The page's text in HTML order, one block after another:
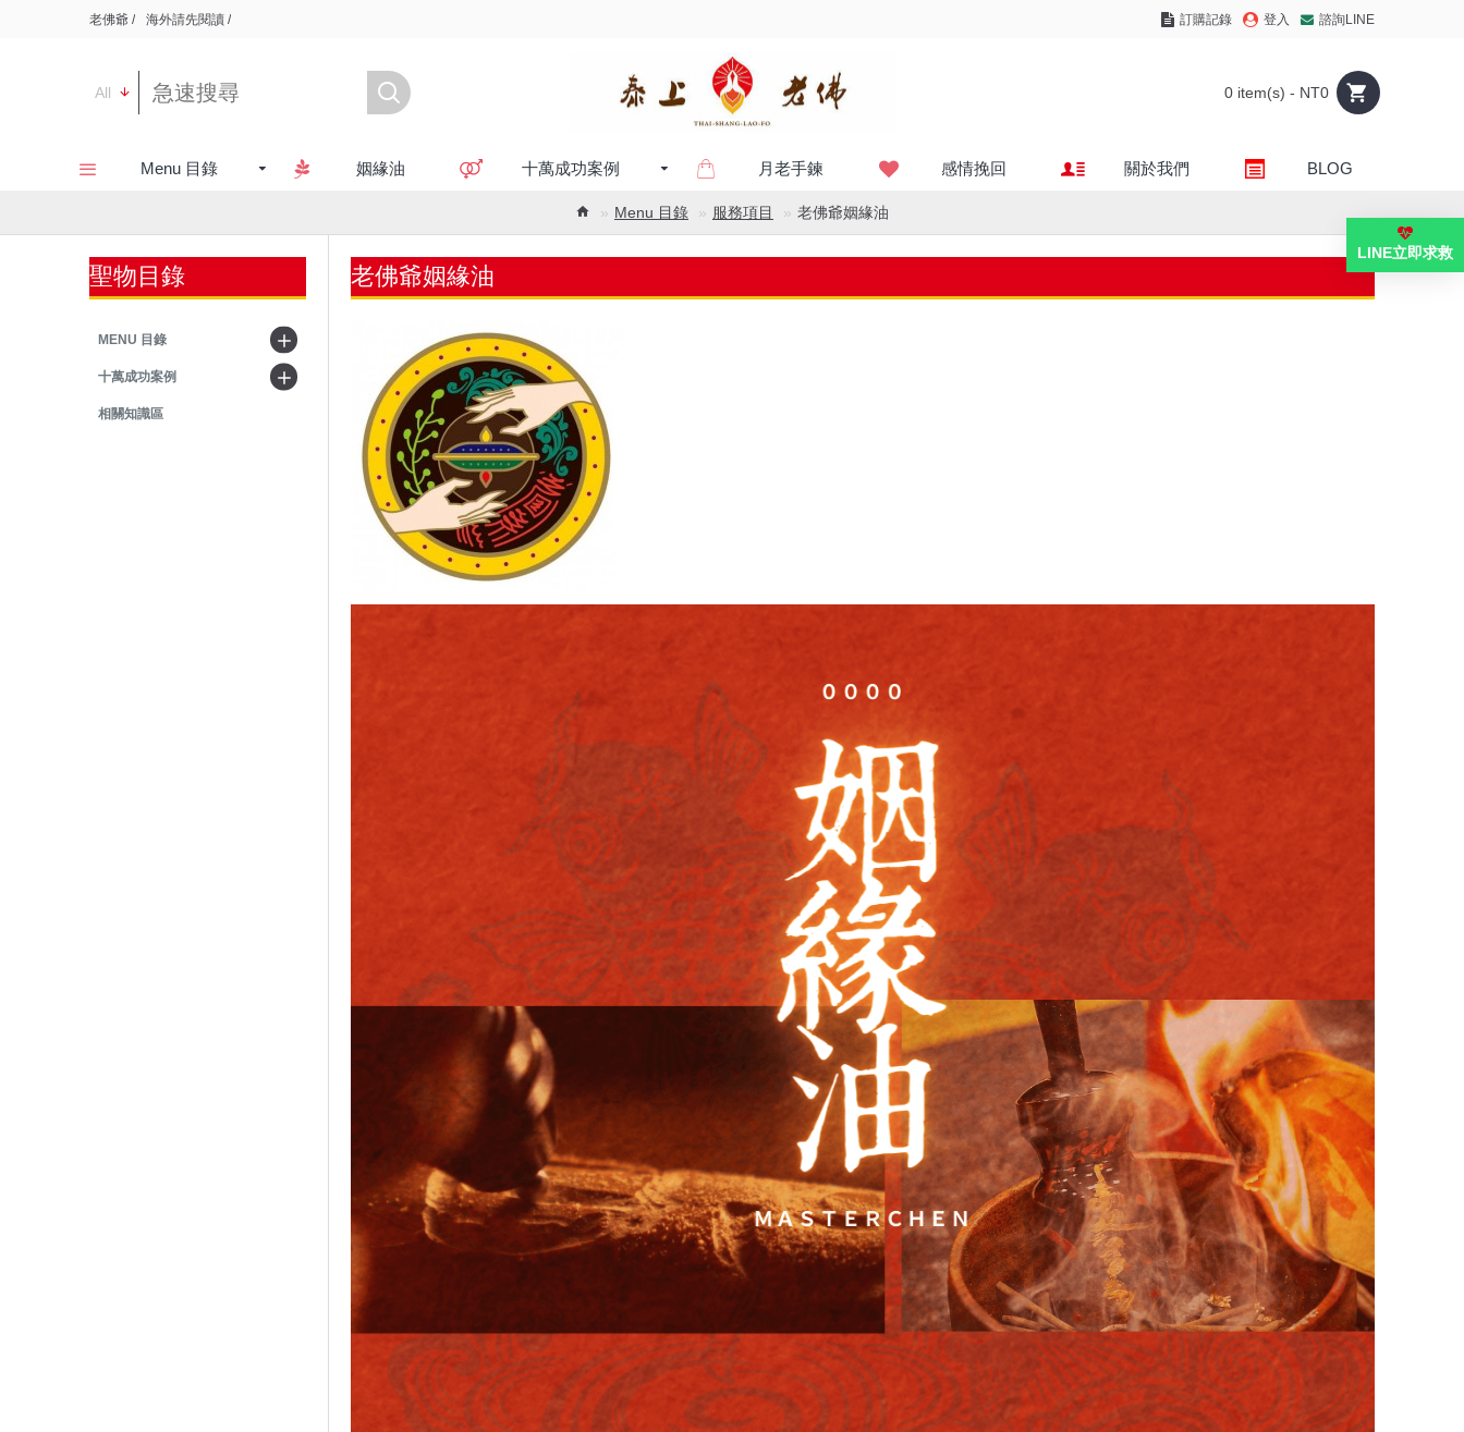
老佛爺 / 海外請先閱讀 / 訂購記錄 登入 諮詢LINE
All 0 item(s) - NT0
Menu 目錄 姻緣油 十萬成功案例 月老手鍊 感情挽回 關於我們 BLOG
Menu 目錄 服務項目 老佛爺姻緣油
聖物目錄
MENU 目錄
十萬成功案例
相關知識區
老佛爺姻緣油
LINE立即求救